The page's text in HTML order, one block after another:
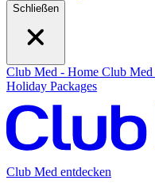
Schließen
Club Med - Home Club
Holiday Packages
Club Med entdecken